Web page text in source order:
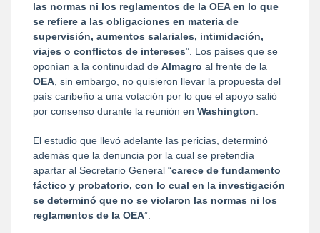
las normas ni los reglamentos de la OEA en lo que
se refiere a las obligaciones en materia de
supervisión, aumentos salariales, intimidación,
viajes o conflictos de intereses”. Los países que se
oponían a la continuidad de Almagro al frente de la
OEA, sin embargo, no quisieron llevar la propuesta del
país caribeño a una votación por lo que el apoyo salió
por consenso durante la reunión en Washington.
El estudio que llevó adelante las pericias, determinó
además que la denuncia por la cual se pretendía
apartar al Secretario General “carece de fundamento
fáctico y probatorio, con lo cual en la investigación
se determinó que no se violaron las normas ni los
reglamentos de la OEA”.